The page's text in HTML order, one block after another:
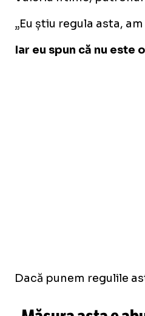
„Eu știu regula asta,
Iar eu spun că nu
Dacă punem regulile